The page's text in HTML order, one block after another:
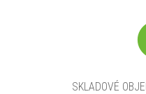
SKLADOVÉ